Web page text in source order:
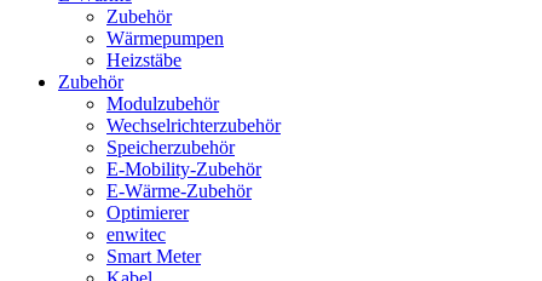
Zubehör
Wärmepumpen
Heizstäbe
Zubehör
Modulzubehör
Wechselrichterzubehör
Speicherzubehör
E-Mobility-Zubehör
E-Wärme-Zubehör
Optimierer
enwitec
Smart Meter